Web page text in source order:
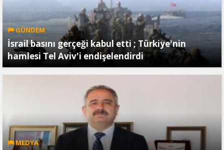
GÜNDEM
İsrail basını gerçeği kabul etti ; Türkiye'nin
hamlesi Tel Aviv'i endişelendirdi
MEDYA